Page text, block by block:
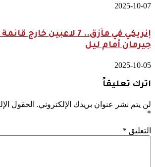
2025-10-07
إنريكي في مأزق.. 7 لاعبين
جيرمان أمام ليل
2025-10-05
اترك تعليقاً
لن يتم نشر عنوان بريدك الإلكتروني. الحقول
*
التعليق *